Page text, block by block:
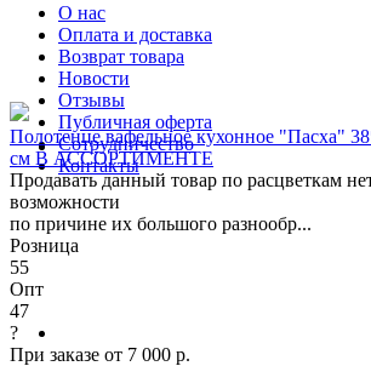
Полотенце вафельное кухонное "Пасха"
см В АССОРТИМЕНТЕ
Продавать данный товар по расцветкам
возможности
по причине их большого разнообр...
Розница
55
Опт
47
?
При заказе от 7 000 р.
О нас
Оплата и доставка
Возврат товара
Новости
Отзывы
Публичная оферта
Сотрудничество
Контакты